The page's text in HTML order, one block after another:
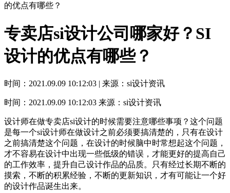
的优点有哪些？
专卖店si设计公司哪家好？SI
设计的优点有哪些？
时间：2021.09.09 10:12:03 | 来源：si设计资讯
时间：2021.09.09 10:12:03 来源：si设计资讯
设计师在做专卖店si设计的时候需要注意哪些事项？这个问题
是每一个si设计师在做设计之前必须要搞清楚的，只有在设计
之前搞清楚这个问题，在设计的时候脑中时常想起这个问题，
才不容易在设计中出现一些低级的错误，才能更好的提高自己
的工作效率，提升自己设计作品的品质。只有经过长期不断的
摸索，不断的积累经验，不断的更新知识，才有可能让一个好
的设计作品诞生出来。